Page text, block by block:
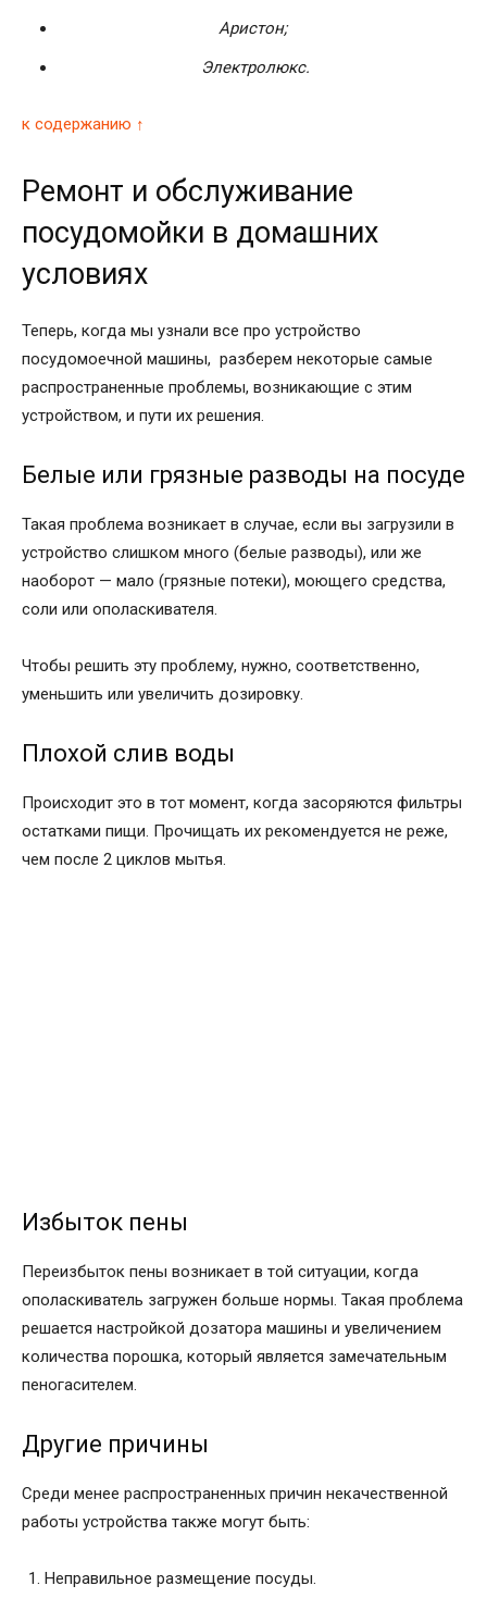
Аристон;
Электролюкс.
к содержанию ↑
Ремонт и обслуживание
посудомойки в домашних
условиях
Теперь, когда мы узнали все про устройство
посудомоечной машины, разберем некоторые самые
распространенные проблемы, возникающие с этим
устройством, и пути их решения.
Белые или грязные разводы на посуде
Такая проблема возникает в случае, если вы загрузили в
устройство слишком много (белые разводы), или же
наоборот — мало (грязные потеки), моющего средства,
соли или ополаскивателя.
Чтобы решить эту проблему, нужно, соответственно,
уменьшить или увеличить дозировку.
Плохой слив воды
Происходит это в тот момент, когда засоряются фильтры
остатками пищи. Прочищать их рекомендуется не реже,
чем после 2 циклов мытья.
Избыток пены
Переизбыток пены возникает в той ситуации, когда
ополаскиватель загружен больше нормы. Такая проблема
решается настройкой дозатора машины и увеличением
количества порошка, который является замечательным
пеногасителем.
Другие причины
Среди менее распространенных причин некачественной
работы устройства также могут быть:
Неправильное размещение посуды.